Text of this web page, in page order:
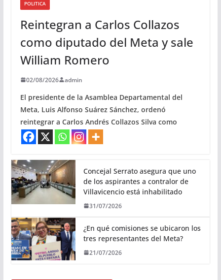
POLITICA
Reintegran a Carlos Collazos
como diputado del Meta y sale
William Romero
02/08/2026 admin
El presidente de la Asamblea Departamental del
Meta, Luis Alfonso Suárez Sánchez, ordenó
reintegrar a Carlos Andrés Collazos Silva como
Concejal Serrato asegura que uno
de los aspirantes a contralor de
Villavicencio está inhabilitado
31/07/2026
¿En qué comisiones se ubicaron los
tres representantes del Meta?
21/07/2026